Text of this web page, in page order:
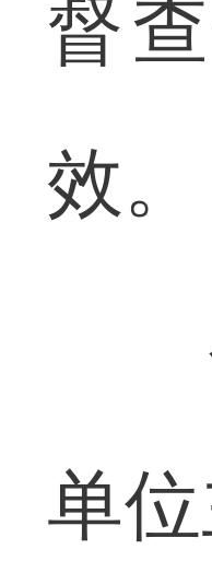
督
效。
今
单